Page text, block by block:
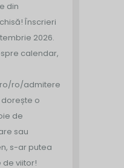
din
Înscrieri
2026.
calendar,
ro/admitere/
o
de
sau
s-ar putea
de viitor!